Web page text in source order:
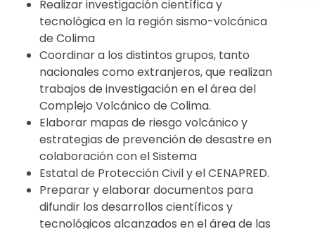
Realizar investigación científica y
tecnológica en la región sismo-volcánica
de Colima
Coordinar a los distintos grupos, tanto
nacionales como extranjeros, que realizan
trabajos de investigación en el área del
Complejo Volcánico de Colima.
Elaborar mapas de riesgo volcánico y
estrategias de prevención de desastre en
colaboración con el Sistema
Estatal de Protección Civil y el CENAPRED.
Preparar y elaborar documentos para
difundir los desarrollos científicos y
tecnológicos alcanzados en el área de las